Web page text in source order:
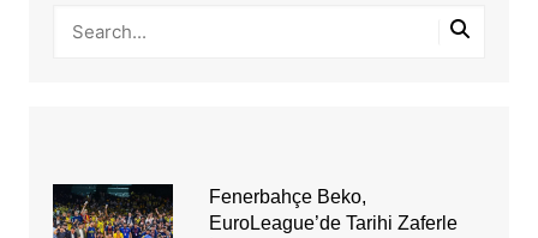
Fenerbahçe Beko,
EuroLeague’de Tarihi Zaferle